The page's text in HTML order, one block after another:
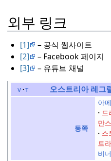
외부 링크
[1]
– 공식 웹사이트
[2]
– Facebook 페이지
[3]
– 유튜브 채널
v t 오스트리아 레그
동쪽
아
드
만
스
트
비